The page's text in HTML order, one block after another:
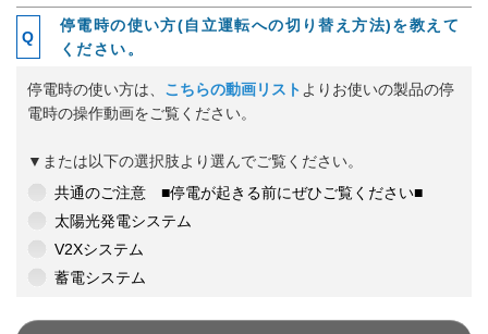
停電時の使い方(自立運転への切り替え方法)を教えて
ください。
停電時の使い方は、 こちらの動画リスト よりお使いの製品の停
電時の操作動画をご覧ください。
▼または以下の選択肢より選んでご覧ください。
共通のご注意 ■停電が起きる前にぜひご覧ください■
太陽光発電システム
V2Xシステム
蓄電システム